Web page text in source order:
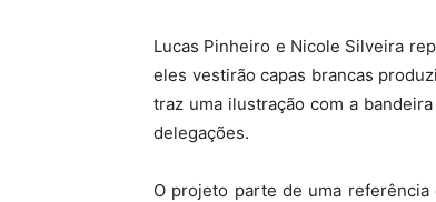
Lucas Pinheiro e Nicole Silveira
eles vestirão capas brancas
traz uma ilustração com a
delegações.
O projeto parte de uma referência